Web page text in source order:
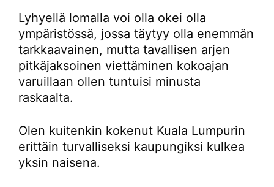
Lyhyellä lomalla voi olla okei olla
ympäristössä, jossa täytyy olla enemmän
tarkkaavainen, mutta tavallisen arjen
pitkäjaksoinen viettäminen kokoajan
varuillaan ollen tuntuisi minusta
raskaalta.
Olen kuitenkin kokenut Kuala Lumpurin
erittäin turvalliseksi kaupungiksi kulkea
yksin naisena.